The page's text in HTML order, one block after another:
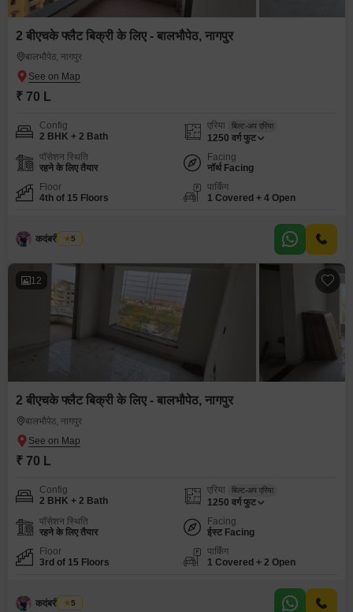
2 बीएचके फ्लैट बिक्री के लिए - बालभौपेठ, नागपुर
बालभौपेठ, नागपुर
₹ 70 L
Config
2 BHK + 2 Bath
एरिया बिल्ट-अप एरिया
1250 वर्ग फुट
पॉसेशन स्थिति
रहने के लिए तैयार
Facing
नॉर्थ Facing
Floor
4th of 15 Floors
पार्किंग
1 Covered + 4 Open
कदंबरी मेश्राम
5
12
2 बीएचके फ्लैट बिक्री के लिए - बालभौपेठ, नागपुर
बालभौपेठ, नागपुर
₹ 70 L
Config
2 BHK + 2 Bath
एरिया बिल्ट-अप एरिया
1250 वर्ग फुट
पॉसेशन स्थिति
रहने के लिए तैयार
Facing
ईस्ट Facing
Floor
3rd of 15 Floors
पार्किंग
1 Covered + 2 Open
कदंबरी मेश्राम
5